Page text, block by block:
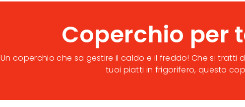
Coperchio per
Un coperchio che sa gestire il caldo e il freddo! Che si
tuoi piatti in frigorifero, questo